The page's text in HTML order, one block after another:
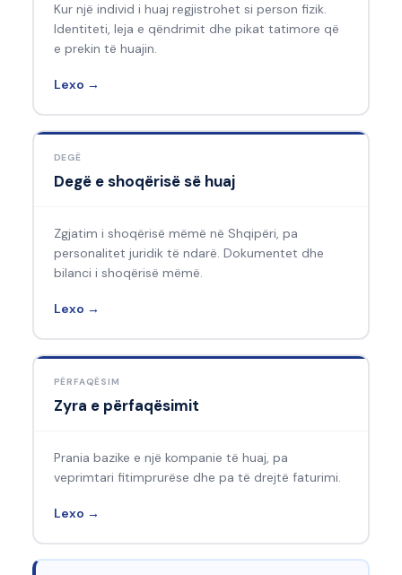
Kur një individ i huaj regjistrohet si person fizik.
Identiteti, leja e qëndrimit dhe pikat tatimore që
e prekin të huajin.
Lexo →
DEGË
Degë e shoqërisë së huaj
Zgjatim i shoqërisë mëmë në Shqipëri, pa
personalitet juridik të ndarë. Dokumentet dhe
bilanci i shoqërisë mëmë.
Lexo →
PËRFAQËSIM
Zyra e përfaqësimit
Prania bazike e një kompanie të huaj, pa
veprimtari fitimprurëse dhe pa të drejtë faturimi.
Lexo →